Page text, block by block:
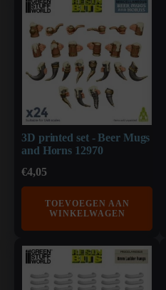
3D printed set - Beer Mugs
and Horns 12970
€4,05
TOEVOEGEN AAN
WINKELWAGEN